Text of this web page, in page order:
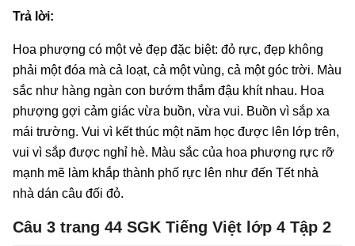
Trả lời:
Hoa phượng có một vẻ đẹp đặc biệt: đỏ rực, đẹp không
phải một đóa mà cả loạt, cả một vùng, cả một góc trời. Màu
sắc như hàng ngàn con bướm thắm đậu khít nhau. Hoa
phượng gợi cảm giác vừa buồn, vừa vui. Buồn vì sắp xa
mái trường. Vui vì kết thúc một năm học được lên lớp trên,
vui vì sắp được nghỉ hè. Màu sắc của hoa phượng rực rỡ
mạnh mẽ làm khắp thành phố rực lên như đến Tết nhà
nhà dán câu đối đỏ.
Câu 3 trang 44 SGK Tiếng Việt lớp 4 Tập 2